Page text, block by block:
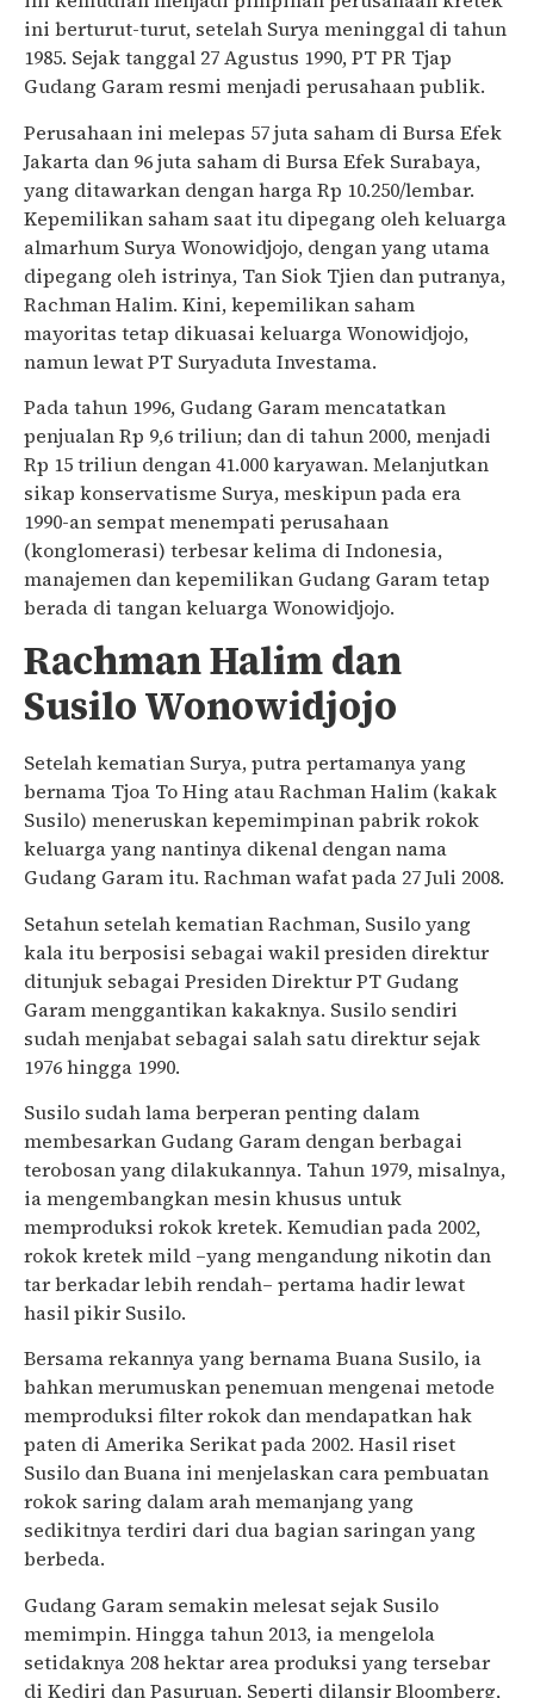
ini berturut-turut, setelah Surya meninggal di tahun
1985. Sejak tanggal 27 Agustus 1990, PT PR Tjap
Gudang Garam resmi menjadi perusahaan publik.
Perusahaan ini melepas 57 juta saham di Bursa Efek
Jakarta dan 96 juta saham di Bursa Efek Surabaya,
yang ditawarkan dengan harga Rp 10.250/lembar.
Kepemilikan saham saat itu dipegang oleh keluarga
almarhum Surya Wonowidjojo, dengan yang utama
dipegang oleh istrinya, Tan Siok Tjien dan putranya,
Rachman Halim. Kini, kepemilikan saham
mayoritas tetap dikuasai keluarga Wonowidjojo,
namun lewat PT Suryaduta Investama.
Pada tahun 1996, Gudang Garam mencatatkan
penjualan Rp 9,6 triliun; dan di tahun 2000, menjadi
Rp 15 triliun dengan 41.000 karyawan. Melanjutkan
sikap konservatisme Surya, meskipun pada era
1990-an sempat menempati perusahaan
(konglomerasi) terbesar kelima di Indonesia,
manajemen dan kepemilikan Gudang Garam tetap
berada di tangan keluarga Wonowidjojo.
Rachman Halim dan
Susilo Wonowidjojo
Setelah kematian Surya, putra pertamanya yang
bernama Tjoa To Hing atau Rachman Halim (kakak
Susilo) meneruskan kepemimpinan pabrik rokok
keluarga yang nantinya dikenal dengan nama
Gudang Garam itu. Rachman wafat pada 27 Juli 2008.
Setahun setelah kematian Rachman, Susilo yang
kala itu berposisi sebagai wakil presiden direktur
ditunjuk sebagai Presiden Direktur PT Gudang
Garam menggantikan kakaknya. Susilo sendiri
sudah menjabat sebagai salah satu direktur sejak
1976 hingga 1990.
Susilo sudah lama berperan penting dalam
membesarkan Gudang Garam dengan berbagai
terobosan yang dilakukannya. Tahun 1979, misalnya,
ia mengembangkan mesin khusus untuk
memproduksi rokok kretek. Kemudian pada 2002,
rokok kretek mild –yang mengandung nikotin dan
tar berkadar lebih rendah– pertama hadir lewat
hasil pikir Susilo.
Bersama rekannya yang bernama Buana Susilo, ia
bahkan merumuskan penemuan mengenai metode
memproduksi filter rokok dan mendapatkan hak
paten di Amerika Serikat pada 2002. Hasil riset
Susilo dan Buana ini menjelaskan cara pembuatan
rokok saring dalam arah memanjang yang
sedikitnya terdiri dari dua bagian saringan yang
berbeda.
Gudang Garam semakin melesat sejak Susilo
memimpin. Hingga tahun 2013, ia mengelola
setidaknya 208 hektar area produksi yang tersebar
di Kediri dan Pasuruan. Seperti dilansir Bloomberg,